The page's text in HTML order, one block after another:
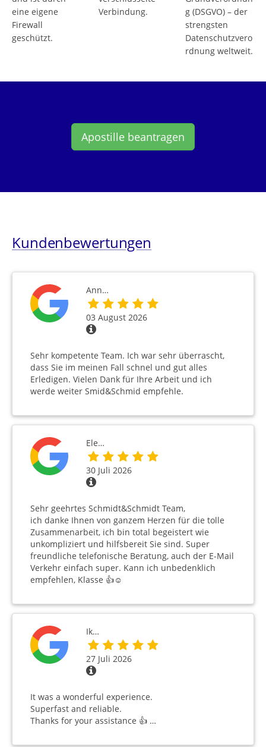
eine eigene
Firewall
geschützt.
Verbindung.
g (DSGVO) – der
strengsten
Datenschutzvero
rdnung weltweit.
Apostille beantragen
Kundenbewertungen
Ann…
03 August 2026
Sehr kompetente Team. Ich war sehr überrascht,
dass Sie im meinen Fall schnel und gut alles
Erledigen. Vielen Dank für Ihre Arbeit und ich
werde weiter Smid&Schmid empfehle.
Ele…
30 Juli 2026
Sehr geehrtes Schmidt&Schmidt Team,
ich danke Ihnen von ganzem Herzen für die tolle
Zusammenarbeit, ich bin total begeistert wie
unkompliziert und hilfsbereit Sie sind. Super
freundliche telefonische Beratung, auch der E-Mail
Verkehr einfach super. Kann ich unbedenklich
empfehlen, Klasse 👍☺️
Ik…
27 Juli 2026
It was a wonderful experience.
Superfast and reliable.
Thanks for your assistance 👍 …